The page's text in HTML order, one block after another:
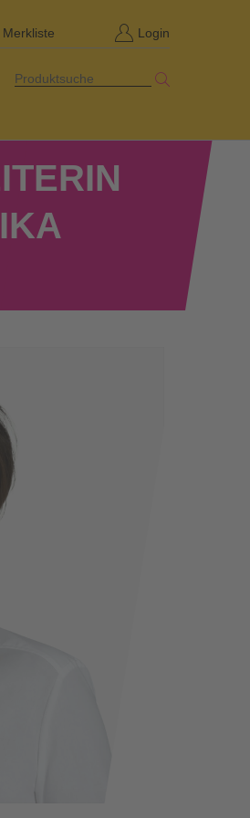
Login
Produktsuche